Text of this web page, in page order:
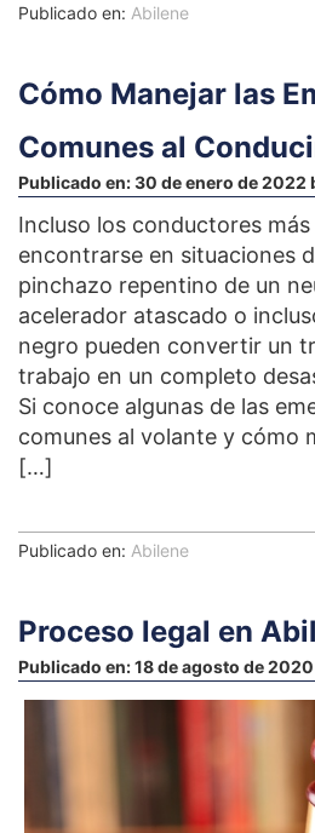
Publicado en: Abilene
Cómo Manejar las
Comunes al
Publicado en:30 de enero de 2022
Incluso los conductores
encontrarse en situaciones
pinchazo repentino de un
acelerador atascado o
negro pueden convertir un
trabajo en un completo
Si conoce algunas de las
comunes al volante y cómo
[…]
Publicado en: Abilene
Proceso legal en
Publicado en:18 de agosto de 2020